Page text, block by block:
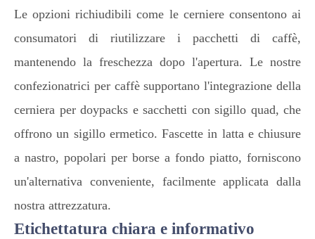
Le opzioni richiudibili come le cerniere consentono ai
consumatori di riutilizzare i pacchetti di caffè,
mantenendo la freschezza dopo l'apertura. Le nostre
confezionatrici per caffè supportano l'integrazione della
cerniera per doypacks e sacchetti con sigillo quad, che
offrono un sigillo ermetico. Fascette in latta e chiusure
a nastro, popolari per borse a fondo piatto, forniscono
un'alternativa conveniente, facilmente applicata dalla
nostra attrezzatura.
Etichettatura chiara e informativo